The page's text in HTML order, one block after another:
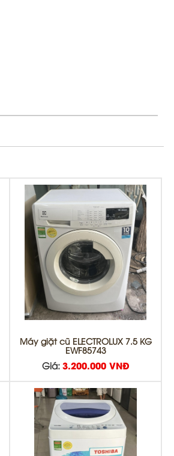
Máy giặt cũ ELECTROLUX 7.5 KG
EWF85743
Giá: 3.200.000 VNĐ